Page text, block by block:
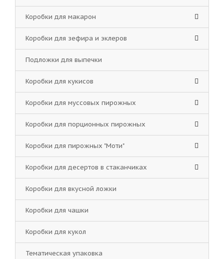
Коробки для макарон
Коробки для зефира и эклеров
Подложки для выпечки
Коробки для кукисов
Коробки для муссовых пирожных
Коробки для порционных пирожных
Коробки для пирожных "Моти"
Коробки для десертов в стаканчиках
Коробки для вкусной ложки
Коробки для чашки
Коробки для кукол
Тематическая упаковка